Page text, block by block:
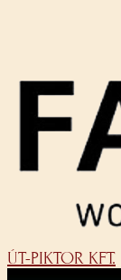
ÚT-PIKTOR KFT.